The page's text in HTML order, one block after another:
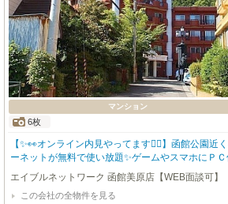
マンション
6枚
【✨👀オンライン内見やってます💁‍♀️】函館公園近
ーネットが無料で使い放題✨ゲームやスマホにＰ
アコン付きで暑い夏も快適にすごせます🎐 防犯に
す🔑 家賃保証会社との契約で連帯保証人が不要で
カードでお支払いいただけます💳 函館近郊エリア
エイブルネットワーク 函館美原店【WEB面談可】
この会社の全物件を見る